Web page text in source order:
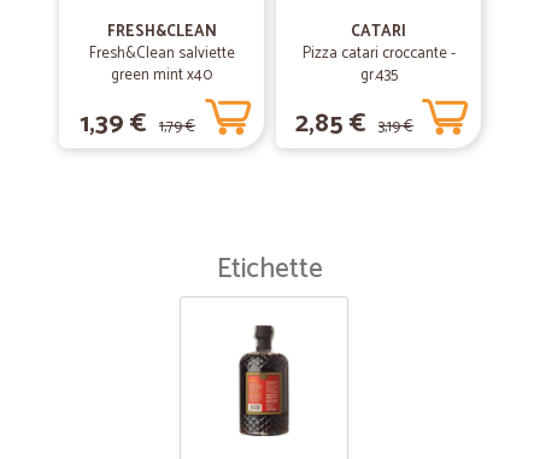
FRESH&CLEAN
Fresh&Clean salviette
green mint x40
1,39 € 1,79 €
CATARI
Pizza catari croccante -
gr.435
2,85 € 3,19 €
Etichette